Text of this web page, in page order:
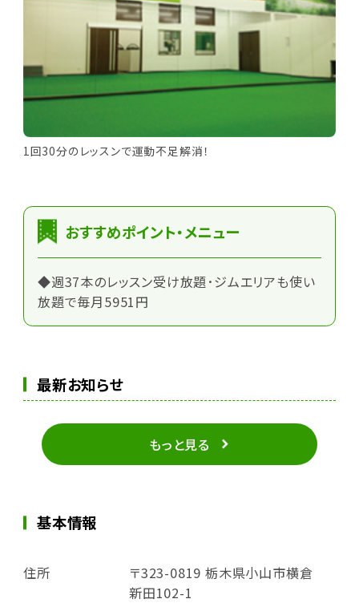
1回30分のレッスンで運動不足解消！
おすすめポイント・メニュー
◆週37本のレッスン受け放題･ジムエリアも使い
放題で毎月5951円
最新お知らせ
もっと見る
基本情報
住所
〒323-0819 栃木県小山市横倉
新田102-1